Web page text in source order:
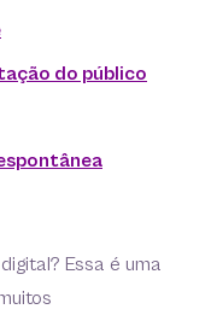
do público
Essa é uma